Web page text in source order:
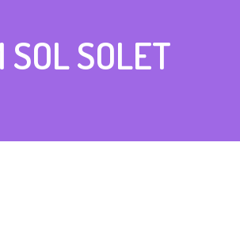
SOL SOLET